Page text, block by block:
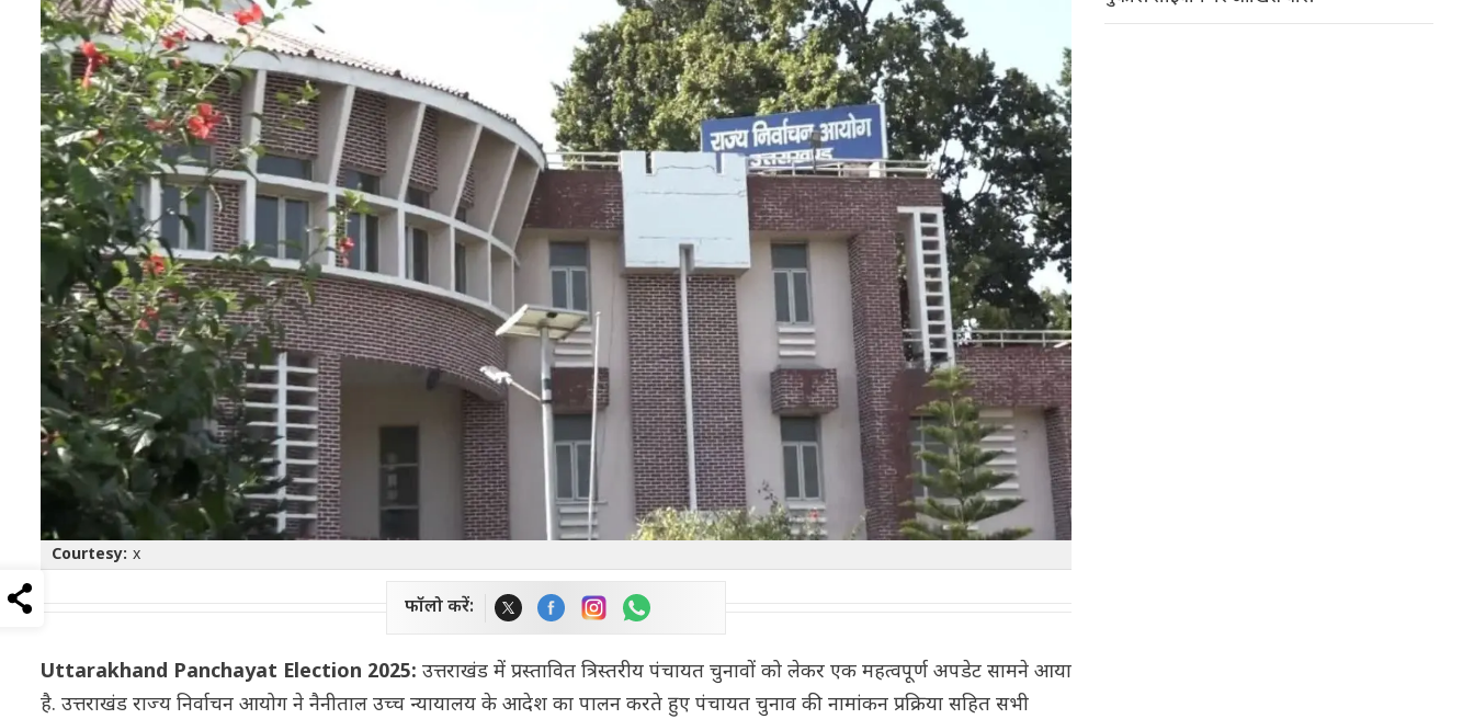
Courtesy: x
फॉलो करें:
Uttarakhand Panchayat Election 2025: उत्तराखंड में प्रस्तावित त्रिस्तरीय पंचायत चुनावों को लेकर एक महत्वपूर्ण अपडेट सामने आया
है. उत्तराखंड राज्य निर्वाचन आयोग ने नैनीताल उच्च न्यायालय के आदेश का पालन करते हुए पंचायत चुनाव की नामांकन प्रक्रिया सहित सभी